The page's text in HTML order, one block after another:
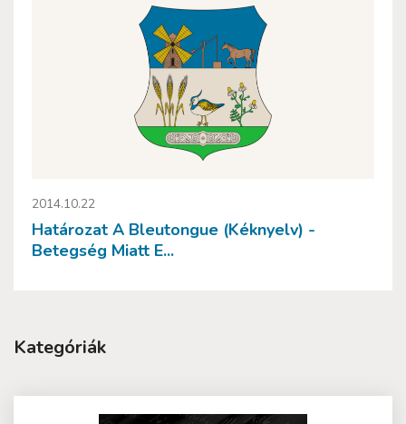
2014.10.22
Határozat A Bleutongue (kéknyelv) -
Betegség Miatt E...
Kategóriák